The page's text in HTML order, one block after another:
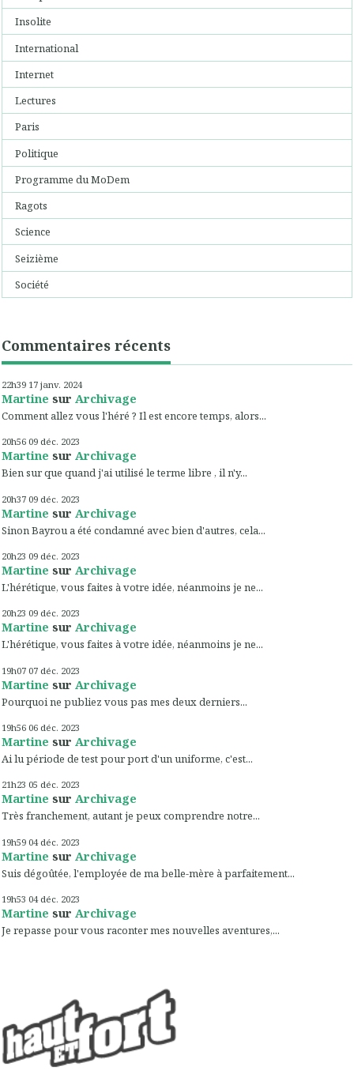
Insolite
International
Internet
Lectures
Paris
Politique
Programme du MoDem
Ragots
Science
Seizième
Société
Commentaires récents
22h39 17 janv. 2024
Martine sur Archivage
Comment allez vous l'héré ? Il est encore temps, alors...
20h56 09 déc. 2023
Martine sur Archivage
Bien sur que quand j'ai utilisé le terme libre , il n'y...
20h37 09 déc. 2023
Martine sur Archivage
Sinon Bayrou a été condamné avec bien d'autres, cela...
20h23 09 déc. 2023
Martine sur Archivage
L'hérétique, vous faites à votre idée, néanmoins je ne...
20h23 09 déc. 2023
Martine sur Archivage
L'hérétique, vous faites à votre idée, néanmoins je ne...
19h07 07 déc. 2023
Martine sur Archivage
Pourquoi ne publiez vous pas mes deux derniers...
19h56 06 déc. 2023
Martine sur Archivage
Ai lu période de test pour port d'un uniforme, c'est...
21h23 05 déc. 2023
Martine sur Archivage
Très franchement, autant je peux comprendre notre...
19h59 04 déc. 2023
Martine sur Archivage
Suis dégoûtée, l'employée de ma belle-mère à parfaitement...
19h53 04 déc. 2023
Martine sur Archivage
Je repasse pour vous raconter mes nouvelles aventures,...